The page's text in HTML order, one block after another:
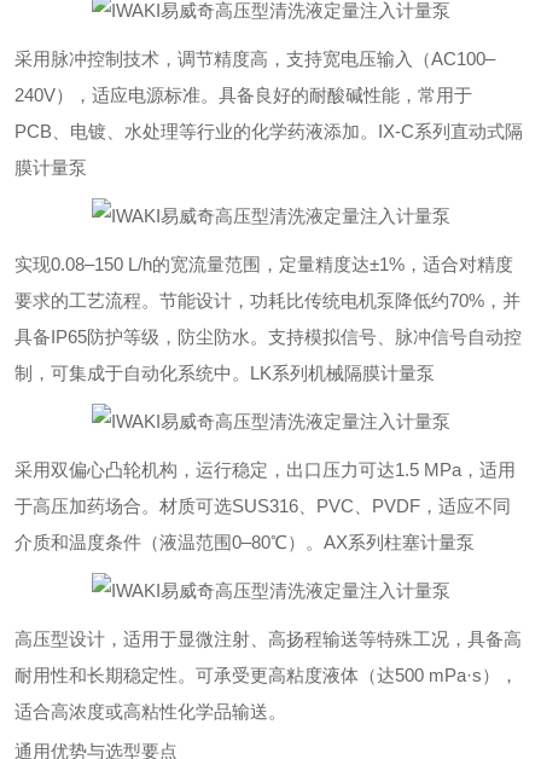
采用脉冲控制技术，调节精度高，支持宽电压输入（AC100–
240V），适应电源标准。具备良好的耐酸碱性能，常用于
PCB、电镀、水处理等行业的化学药液添加。‌IX-C系列直动式隔
膜计量泵‌
实现0.08–150 L/h的宽流量范围，定量精度达±1%，适合对精度
要求的工艺流程。节能设计，功耗比传统电机泵降低约70%，并
具备IP65防护等级，防尘防水。支持模拟信号、脉冲信号自动控
制，可集成于自动化系统中。‌LK系列机械隔膜计量泵‌
采用双偏心凸轮机构，运行稳定，出口压力可达1.5 MPa，适用
于高压加药场合。材质可选SUS316、PVC、PVDF，适应不同
介质和温度条件（液温范围0–80℃）。‌AX系列柱塞计量泵‌
高压型设计，适用于显微注射、高扬程输送等特殊工况，具备高
耐用性和长期稳定性。可承受更高粘度液体（达500 mPa·s），
适合高浓度或高粘性化学品输送。
通用优势与选型要点